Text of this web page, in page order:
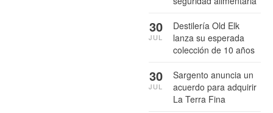
Destilería Old Elk
lanza su esperada
colección de 10 años
30
JUL
Sargento anuncia un
acuerdo para adquirir
La Terra Fina
30
JUL